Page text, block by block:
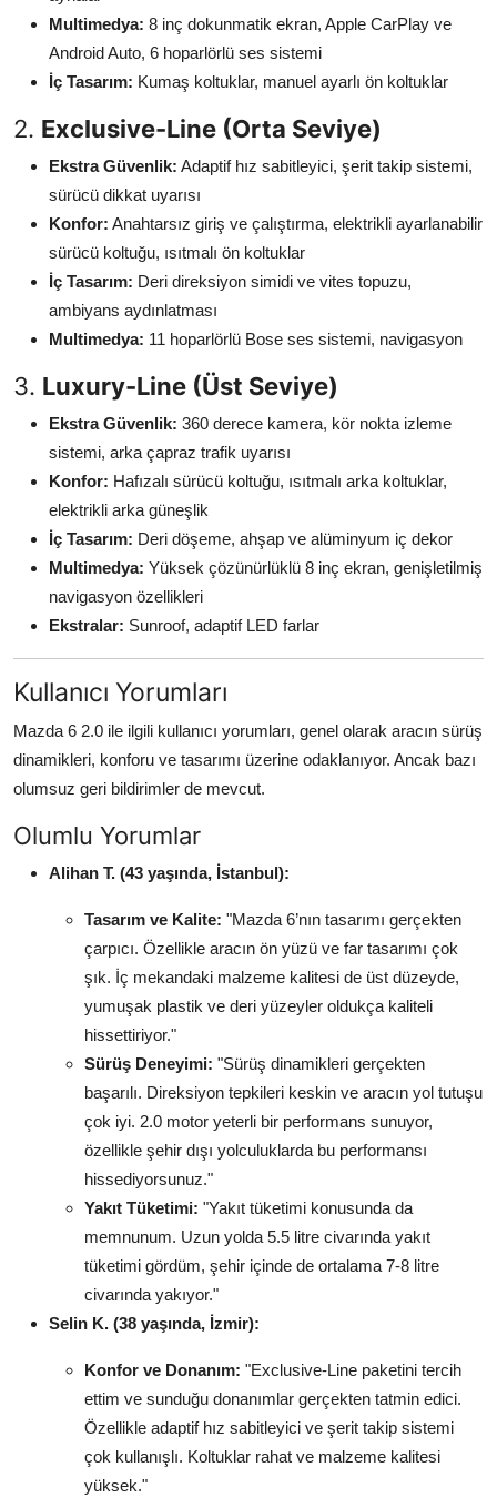
Multimedya: 8 inç dokunmatik ekran, Apple CarPlay ve
Android Auto, 6 hoparlörlü ses sistemi
İç Tasarım: Kumaş koltuklar, manuel ayarlı ön koltuklar
2. Exclusive-Line (Orta Seviye)
Ekstra Güvenlik: Adaptif hız sabitleyici, şerit takip sistemi,
sürücü dikkat uyarısı
Konfor: Anahtarsız giriş ve çalıştırma, elektrikli ayarlanabilir
sürücü koltuğu, ısıtmalı ön koltuklar
İç Tasarım: Deri direksiyon simidi ve vites topuzu,
ambiyans aydınlatması
Multimedya: 11 hoparlörlü Bose ses sistemi, navigasyon
3. Luxury-Line (Üst Seviye)
Ekstra Güvenlik: 360 derece kamera, kör nokta izleme
sistemi, arka çapraz trafik uyarısı
Konfor: Hafızalı sürücü koltuğu, ısıtmalı arka koltuklar,
elektrikli arka güneşlik
İç Tasarım: Deri döşeme, ahşap ve alüminyum iç dekor
Multimedya: Yüksek çözünürlüklü 8 inç ekran, genişletilmiş
navigasyon özellikleri
Ekstralar: Sunroof, adaptif LED farlar
Kullanıcı Yorumları
Mazda 6 2.0 ile ilgili kullanıcı yorumları, genel olarak aracın sürüş
dinamikleri, konforu ve tasarımı üzerine odaklanıyor. Ancak bazı
olumsuz geri bildirimler de mevcut.
Olumlu Yorumlar
Alihan T. (43 yaşında, İstanbul):
Tasarım ve Kalite: "Mazda 6’nın tasarımı gerçekten
çarpıcı. Özellikle aracın ön yüzü ve far tasarımı çok
şık. İç mekandaki malzeme kalitesi de üst düzeyde,
yumuşak plastik ve deri yüzeyler oldukça kaliteli
hissettiriyor."
Sürüş Deneyimi: "Sürüş dinamikleri gerçekten
başarılı. Direksiyon tepkileri keskin ve aracın yol tutuşu
çok iyi. 2.0 motor yeterli bir performans sunuyor,
özellikle şehir dışı yolculuklarda bu performansı
hissediyorsunuz."
Yakıt Tüketimi: "Yakıt tüketimi konusunda da
memnunum. Uzun yolda 5.5 litre civarında yakıt
tüketimi gördüm, şehir içinde de ortalama 7-8 litre
civarında yakıyor."
Selin K. (38 yaşında, İzmir):
Konfor ve Donanım: "Exclusive-Line paketini tercih
ettim ve sunduğu donanımlar gerçekten tatmin edici.
Özellikle adaptif hız sabitleyici ve şerit takip sistemi
çok kullanışlı. Koltuklar rahat ve malzeme kalitesi
yüksek."